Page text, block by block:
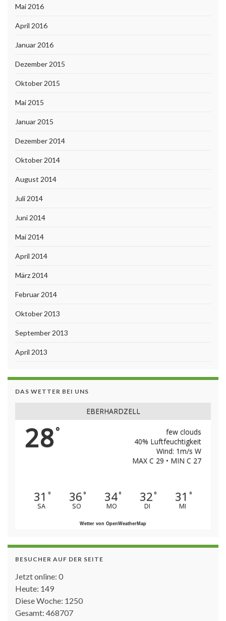
Mai 2016
April 2016
Januar 2016
Dezember 2015
Oktober 2015
Mai 2015
Januar 2015
Dezember 2014
Oktober 2014
August 2014
Juli 2014
Juni 2014
Mai 2014
April 2014
März 2014
Februar 2014
Oktober 2013
September 2013
April 2013
DAS WETTER BEI UNS
EBERHARDZELL
28°
few clouds
40% Luftfeuchtigkeit
Wind: 1m/s W
MAX C 29 • MIN C 27
31 °
SA
36°
SO
34°
MO
32°
DI
31 °
MI
Wetter von OpenWeatherMap
BESUCHER AUF DER SEITE
Jetzt online: 0
Heute: 149
Diese Woche: 1250
Gesamt: 468707